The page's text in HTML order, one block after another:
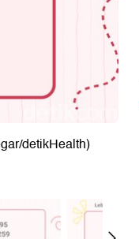
detikHealth)